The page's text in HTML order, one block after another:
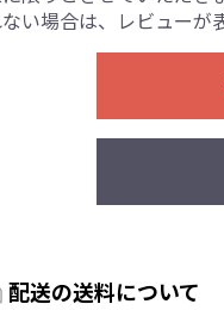
い場合は、レビューが
配送の送料について